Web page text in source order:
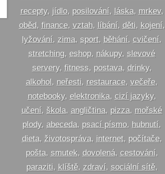
recepty, jídlo, posilování, láska, mrkev,
oběd, finance, vztah, líbání, děti, kojení,
lyžování, zima, sport, běhání, cvičení,
stretching, eshop, nákupy, slevové
servery, fitness, postava, drinky,
alkohol, neřesti, restaurace, večeře,
notebooky, elektronika, cizí jazyky,
učení, škola, angličtina, pizza, mořské
plody, abeceda, psací písmo, hubnutí,
dieta, životospráva, internet, počítače,
pošta, smutek, dovolená, cestování,
paraziti, klíště, zdraví, sociální sítě,